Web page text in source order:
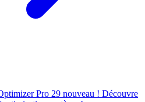
Pro 29 nouveau ! Découvre